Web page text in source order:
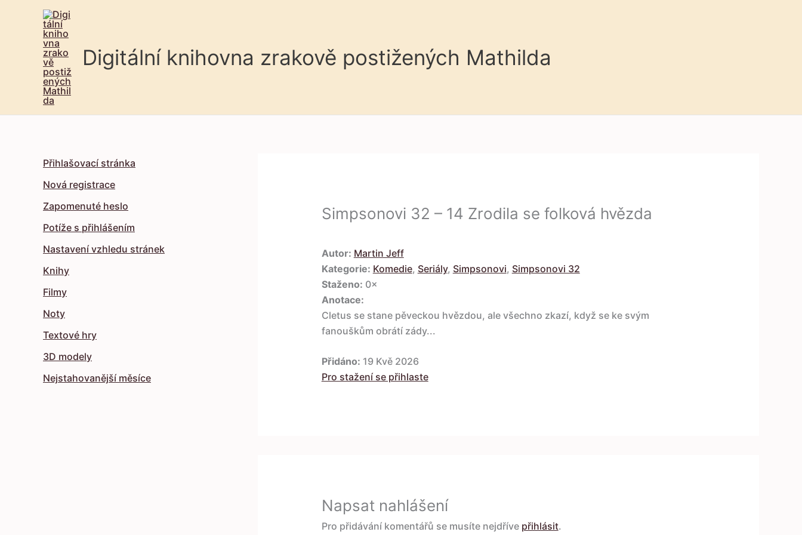
Digitální knihovna zrakově postižených Mathilda
Přihlašovací stránka
Nová registrace
Zapomenuté heslo
Potíže s přihlášením
Nastavení vzhledu stránek
Knihy
Filmy
Noty
Textové hry
3D modely
Nejstahovanější měsíce
Simpsonovi 32 – 14 Zrodila se folková hvězda
Autor: Martin Jeff
Kategorie: Komedie, Seriály, Simpsonovi, Simpsonovi 32
Staženo: 0×
Anotace:
Cletus se stane pěveckou hvězdou, ale všechno zkazí, když se ke svým
fanouškům obrátí zády...
Přidáno: 19 Kvě 2026
Pro stažení se přihlaste
Napsat nahlášení
Pro přidávání komentářů se musíte nejdříve přihlásit.